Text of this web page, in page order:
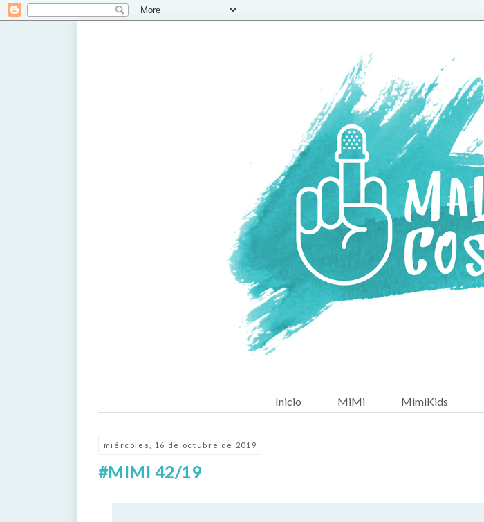
Inicio MiMi MimiKids
miércoles, 16 de octubre de 2019
#MIMI 42/19